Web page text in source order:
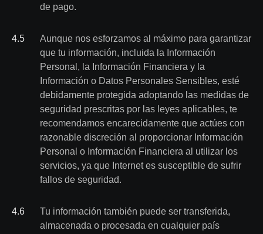
de pago.
4.5
Aunque nos esforzamos al máximo para garantizar
que tu información, incluida la Información
Personal, la Información Financiera y la
Información o Datos Personales Sensibles, esté
debidamente protegida adoptando las medidas de
seguridad prescritas por las leyes aplicables, te
recomendamos encarecidamente que actúes con
razonable discreción al proporcionar Información
Personal o Información Financiera al utilizar los
servicios, ya que Internet es susceptible de sufrir
fallos de seguridad.
4.6
Tu información también puede ser transferida,
almacenada o procesada en cualquier país